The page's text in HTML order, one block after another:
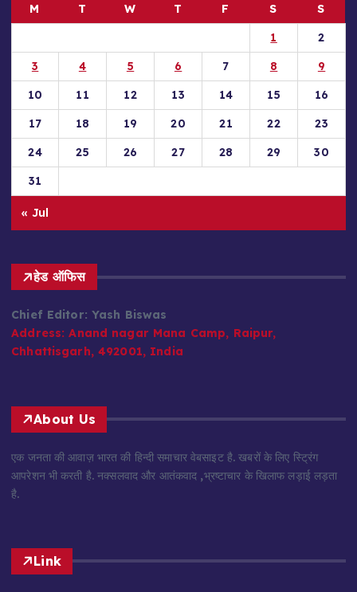
M T W T F S
S
1
2
3
4 5 6 7 8
9
10
11 12 13 14 15
16
17
18 19 20 21 22
23
24
25 26 27 28 29
30
31
« Jul
हेड ऑफिस
Chief Editor: Yash Biswas
Address: Anand nagar Mana Camp, Raipur,
Chhattisgarh, 492001, India
About Us
एक जनता की आवाज़ भारत की हिन्दी समाचार वेबसाइट है. खबरों के लिए स्ट्रिंग
आपरेशन भी करती है. नक्सलवाद और आतंकवाद ,भ्रष्टाचार के खिलाफ लड़ाई लड़ता
है.
Link